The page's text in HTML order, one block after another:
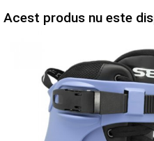
Acest produs nu este